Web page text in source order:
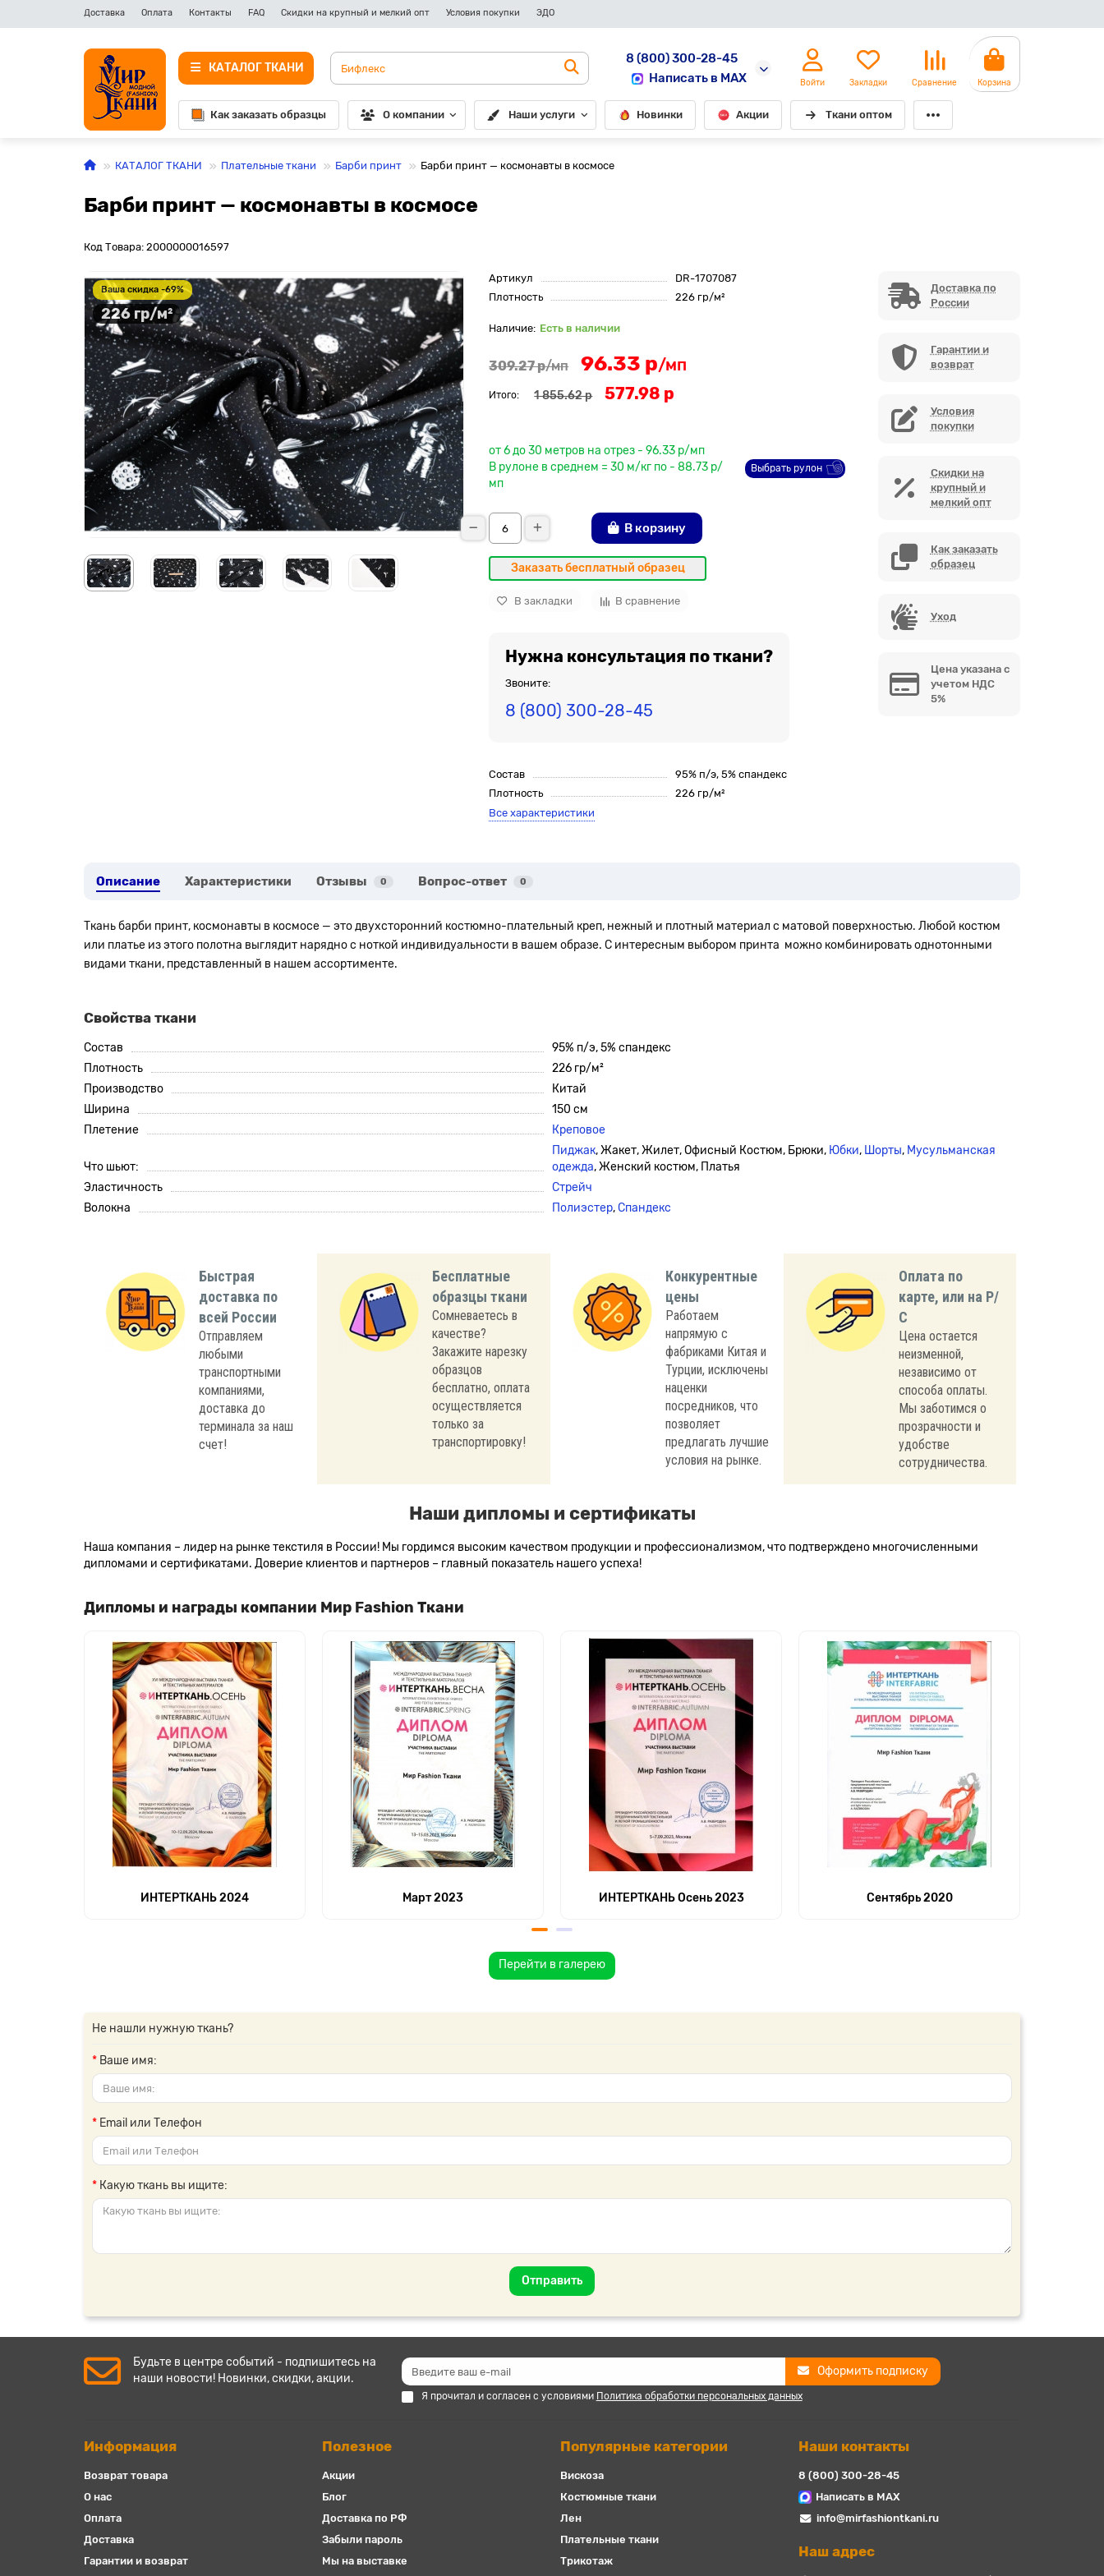
Доставка Оплата Контакты FAQ Скидки на крупный и мелкий опт Условия покупки ЭДО
КАТАЛОГ ТКАНИ
8 (800) 300-28-45
Написать в MAX
Войти Закладки Сравнение Корзина
Как заказать образцы О компании Наши услуги Новинки Акции Ткани оптом
КАТАЛОГ ТКАНИ Плательные ткани Барби принт Барби принт — космонавты в космосе
Барби принт — космонавты в космосе
Код Товара: 2000000016597
Ваша скидка -69%
226 гр/м²
Артикул
DR-1707087
Плотность
226 гр/м²
Есть в наличии
309.27 р/мп 96.33 р/мп
Итого: 1 855.62 р 577.98 р
от 6 до 30 метров на отрез - 96.33 р/мп
В рулоне в среднем = 30 м/кг по - 88.73 р/
мп
Выбрать рулон
В корзину
Заказать бесплатный образец
В закладки В сравнение
Нужна консультация по ткани?
Звоните:
8 (800) 300-28-45
Состав
95% п/э, 5% спандекс
Плотность
226 гр/м²
Все характеристики
Доставка по
России
Гарантии и
возврат
Условия
покупки
Скидки на
крупный и
мелкий опт
Как заказать
образец
Уход
Цена указана с
учетом НДС
5%
Описание Характеристики Отзывы 0 Вопрос-ответ 0
Ткань барби принт, космонавты в космосе — это двухсторонний костюмно-плательный креп, нежный и плотный материал с матовой поверхностью. Любой костюм
или платье из этого полотна выглядит нарядно с ноткой индивидуальности в вашем образе. С интересным выбором принта можно комбинировать однотонными
видами ткани, представленный в нашем ассортименте.
Свойства ткани
Состав
95% п/э, 5% спандекс
Плотность
226 гр/м²
Производство
Китай
Ширина
150 см
Плетение
Креповое
Что шьют:
Пиджак, Жакет, Жилет, Офисный Костюм, Брюки, Юбки, Шорты, Мусульманская
одежда, Женский костюм, Платья
Эластичность
Стрейч
Волокна
Полиэстер,Спандекс
Быстрая
доставка по
всей России
Отправляем
любыми
транспортными
компаниями,
доставка до
терминала за наш
счет!
Бесплатные
образцы ткани
Сомневаетесь в
качестве?
Закажите нарезку
образцов
бесплатно, оплата
осуществляется
только за
транспортировку!
Конкурентные
цены
Работаем
напрямую с
фабриками Китая и
Турции, исключены
наценки
посредников, что
позволяет
предлагать лучшие
условия на рынке.
Оплата по
карте, или на Р/
С
Цена остается
неизменной,
независимо от
способа оплаты.
Мы заботимся о
прозрачности и
удобстве
сотрудничества.
Наши дипломы и сертификаты
Наша компания – лидер на рынке текстиля в России! Мы гордимся высоким качеством продукции и профессионализмом, что подтверждено многочисленными
дипломами и сертификатами. Доверие клиентов и партнеров – главный показатель нашего успеха!
Дипломы и награды компании Мир Fashion Ткани
ИНТЕРТКАНЬ 2024 Март 2023 ИНТЕРТКАНЬ Осень 2023 Сентябрь 2020
Перейти в галерею
Не нашли нужную ткань?
Ваше имя:
Email или Телефон
Какую ткань вы ищите:
Отправить
Будьте в центре событий - подпишитесь на
наши новости! Новинки, скидки, акции.
Оформить подписку
Я прочитал и согласен с условиями Политика обработки персональных данных
Информация
Возврат товара
О нас
Оплата
Доставка
Гарантии и возврат
Полезное
Акции
Блог
Доставка по РФ
Забыли пароль
Мы на выставке
Популярные категории
Вискоза
Костюмные ткани
Лен
Плательные ткани
Трикотаж
Наши контакты
8 (800) 300-28-45
Написать в MAX
info@mirfashiontkani.ru
Наш адрес